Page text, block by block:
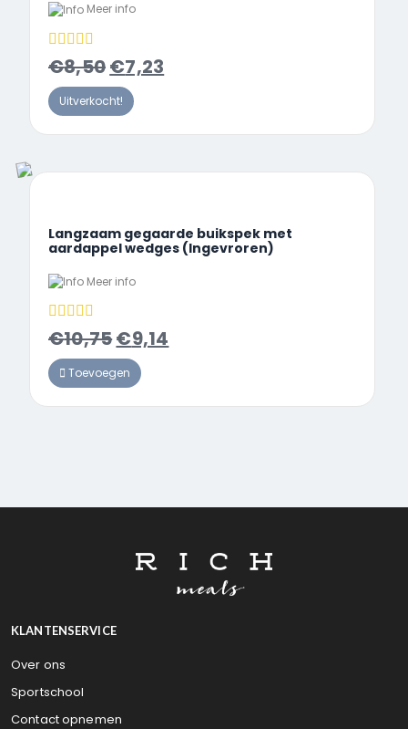
Meer info
€8,50€7,23
Uitverkocht!
Langzaam gegaarde buikspek met
aardappel wedges (Ingevroren)
Meer info
€10,75€9,14
Toevoegen
KLANTENSERVICE
Over ons
Sportschool
Contact opnemen